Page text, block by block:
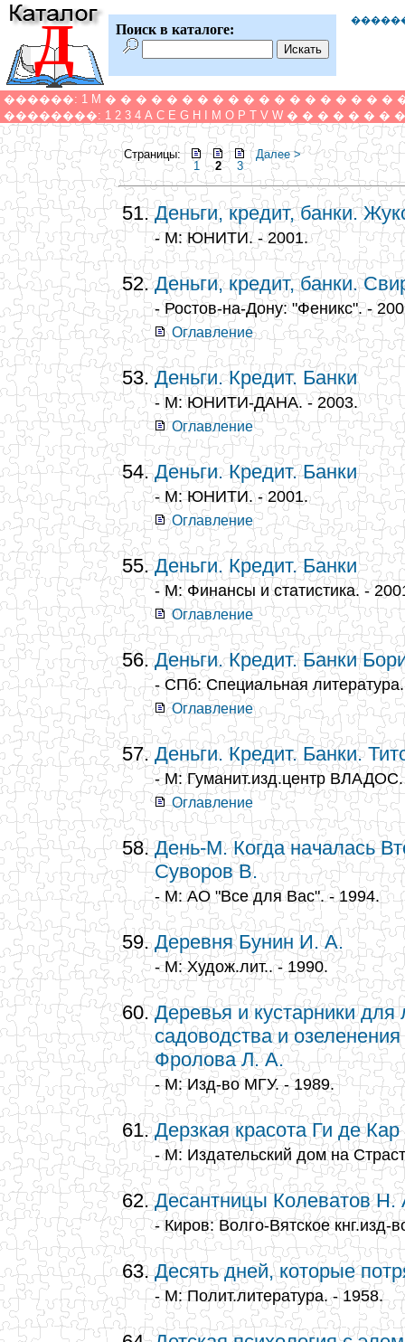
Д Поиск в каталоге:
������: 1 M � � � � � � � � � � � � � � � � � � �
��������: 1 2 3 4 A C E G H M O P T V W � � � � � � � �
Страницы:
1
2 3
Далее >
Деньги, кредит, банки.
- М: ЮНИТИ. - 2001.
Деньги, кредит, банки.
- Ростов-на-Дону: "Феникс". -
Оглавление
Деньги. Кредит. Банки
- М: ЮНИТИ-ДАНА. - 2003.
Оглавление
Деньги. Кредит. Банки
- М: ЮНИТИ. - 2001.
Оглавление
Деньги. Кредит. Банки
- М: Финансы и статистика. -
Оглавление
Деньги. Кредит. Банки
- СПб: Специальная
Оглавление
Деньги. Кредит. Банки.
- М: Гуманит.изд.центр ВЛАДОС.
Оглавление
День-М. Когда началась
Суворов В.
- М: АО "Все для Вас". - 1994.
Деревня Бунин И. А.
- М: Худож.лит.. - 1990.
Деревья и кустарники для
садоводства и
Фролова Л. А.
- М: Изд-во МГУ. - 1989.
Дерзкая красота Ги де Кар
- М: Издательский дом на
Десантницы Колеватов
- Киров: Волго-Вятское кнг.изд-
Десять дней, которые
- М: Полит.литература. - 1958.